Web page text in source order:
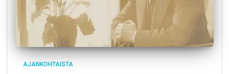
AJANKOHTAISTA